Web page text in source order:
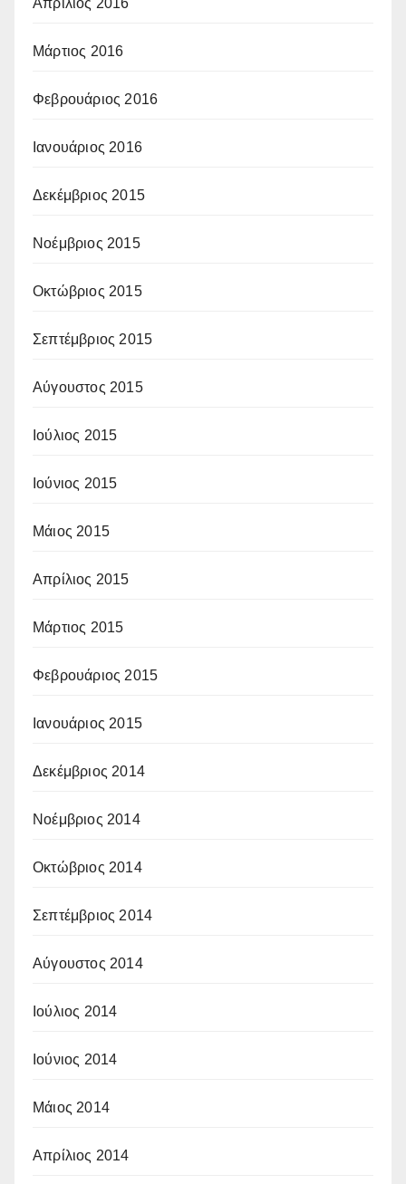
Απρίλιος 2016
Μάρτιος 2016
Φεβρουάριος 2016
Ιανουάριος 2016
Δεκέμβριος 2015
Νοέμβριος 2015
Οκτώβριος 2015
Σεπτέμβριος 2015
Αύγουστος 2015
Ιούλιος 2015
Ιούνιος 2015
Μάιος 2015
Απρίλιος 2015
Μάρτιος 2015
Φεβρουάριος 2015
Ιανουάριος 2015
Δεκέμβριος 2014
Νοέμβριος 2014
Οκτώβριος 2014
Σεπτέμβριος 2014
Αύγουστος 2014
Ιούλιος 2014
Ιούνιος 2014
Μάιος 2014
Απρίλιος 2014